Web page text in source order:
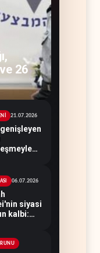
26
21.07.2026
06.07.2026
siyasi
kalbi: